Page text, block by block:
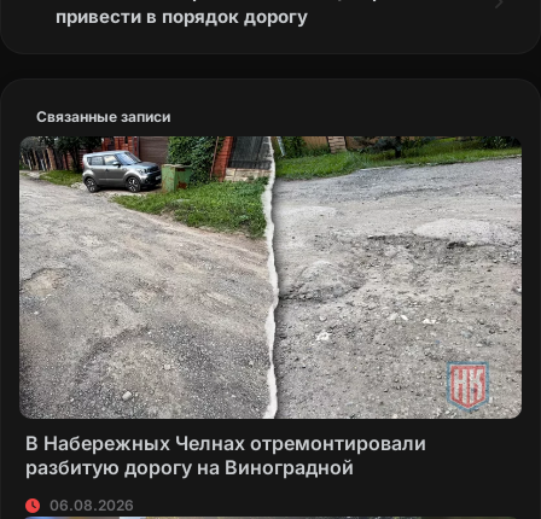
привести в порядок дорогу
Связанные записи
В Набережных Челнах отремонтировали
разбитую дорогу на Виноградной
06.08.2026